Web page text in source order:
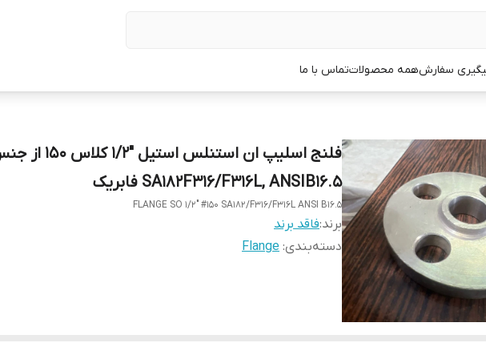
سفارشهمه محصولاتتماس با ما
فلنج اسلیپ ان استنلس استیل "1/2
SA182F316/F316L, ANSIB16.5 فابریک
FLANGE SO 1/2" #150 SA182/F316/F316L ANSI B16.5
برند:فاقد برند
دسته‌بندی:
Flange